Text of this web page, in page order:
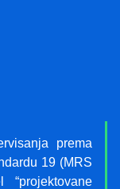
prema
19 (MRS
“projektovane